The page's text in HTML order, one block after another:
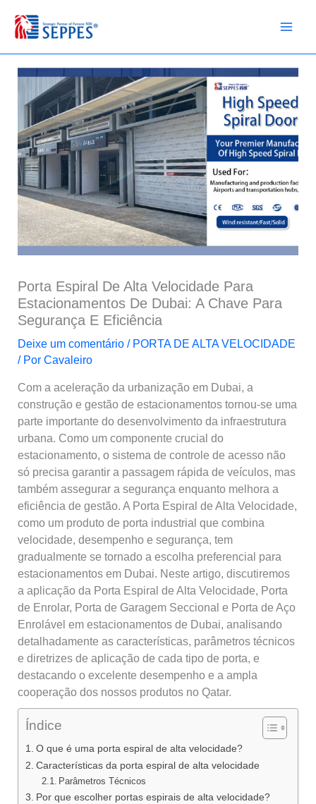
para
conteúdo
Porta Espiral De Alta Velocidade Para
Estacionamentos De Dubai: A Chave Para
Segurança E Eficiência
Deixe um comentário / PORTA DE ALTA VELOCIDADE
/ Por Cavaleiro
Com a aceleração da urbanização em Dubai, a
construção e gestão de estacionamentos tornou-se uma
parte importante do desenvolvimento da infraestrutura
urbana. Como um componente crucial do
estacionamento, o sistema de controle de acesso não
só precisa garantir a passagem rápida de veículos, mas
também assegurar a segurança enquanto melhora a
eficiência de gestão. A Porta Espiral de Alta Velocidade,
como um produto de porta industrial que combina
velocidade, desempenho e segurança, tem
gradualmente se tornado a escolha preferencial para
estacionamentos em Dubai. Neste artigo, discutiremos
a aplicação da Porta Espiral de Alta Velocidade, Porta
de Enrolar, Porta de Garagem Seccional e Porta de Aço
Enrolável em estacionamentos de Dubai, analisando
detalhadamente as características, parâmetros técnicos
e diretrizes de aplicação de cada tipo de porta, e
destacando o excelente desempenho e a ampla
cooperação dos nossos produtos no Qatar.
Índice
O que é uma porta espiral de alta velocidade?
Características da porta espiral de alta velocidade
Parâmetros Técnicos
Por que escolher portas espirais de alta velocidade?